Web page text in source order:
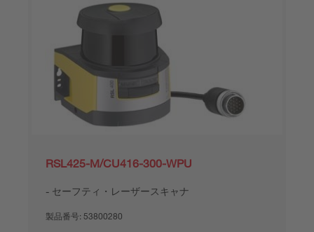
RSL425-M/CU416-300-WPU
セーフティ・レーザースキャナ
製品番号: 53800280